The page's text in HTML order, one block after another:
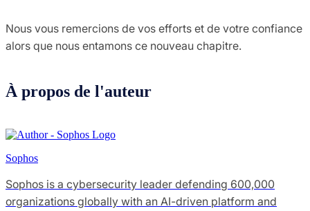
Nous vous remercions de vos efforts et de votre confiance
alors que nous entamons ce nouveau chapitre.
À propos de l'auteur
Sophos
Sophos is a cybersecurity leader defending 600,000
organizations globally with an AI-driven platform and